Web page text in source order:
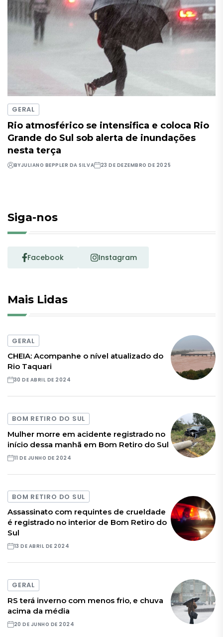
GERAL
Rio atmosférico se intensifica e coloca Rio
Grande do Sul sob alerta de inundações
nesta terça
BYJULIANO BEPPLER DA SILVA 23 DE DEZEMBRO DE 2025
Siga-nos
Facebook Instagram
Mais Lidas
GERAL
CHEIA: Acompanhe o nível atualizado do
Rio Taquari
30 DE ABRIL DE 2024
BOM RETIRO DO SUL
Mulher morre em acidente registrado no
início dessa manhã em Bom Retiro do Sul
11 DE JUNHO DE 2024
BOM RETIRO DO SUL
Assassinato com requintes de crueldade
é registrado no interior de Bom Retiro do
Sul
13 DE ABRIL DE 2024
GERAL
RS terá inverno com menos frio, e chuva
acima da média
20 DE JUNHO DE 2024